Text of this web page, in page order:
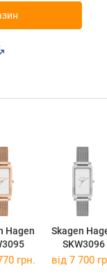
Hagen
Skagen
SKW3096
грн. від 7 700